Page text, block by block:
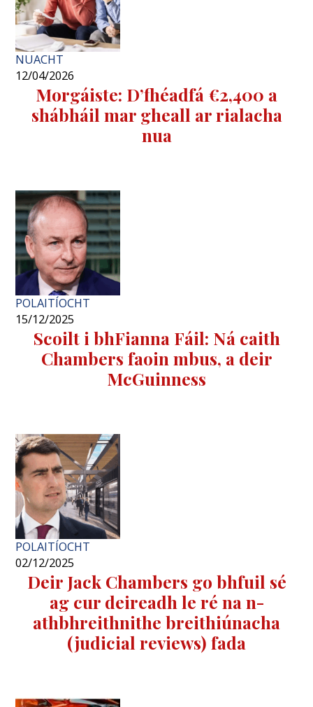
NUACHT
12/04/2026
Morgáiste: D’fhéadfá €2,400 a
shábháil mar gheall ar rialacha
nua
POLAITÍOCHT
15/12/2025
Scoilt i bhFianna Fáil: Ná caith
Chambers faoin mbus, a deir
McGuinness
POLAITÍOCHT
02/12/2025
Deir Jack Chambers go bhfuil sé
ag cur deireadh le ré na n-
athbhreithnithe breithiúnacha
(judicial reviews) fada